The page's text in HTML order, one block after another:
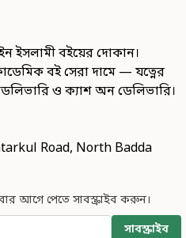
ইসলামী বইয়ের দোকান।
বই সেরা দামে — যত্নের
ও ক্যাশ অন ডেলিভারি।
Road, North Badda
আগে পেতে সাবস্ক্রাইব করুন।
সাবস্ক্রাইব